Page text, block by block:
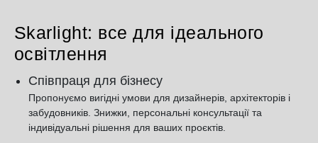
Skarlight: все для ідеального
освітлення
Співпраця для бізнесу
Пропонуємо вигідні умови для дизайнерів, архітекторів і
забудовників. Знижки, персональні консультації та
індивідуальні рішення для ваших проєктів.